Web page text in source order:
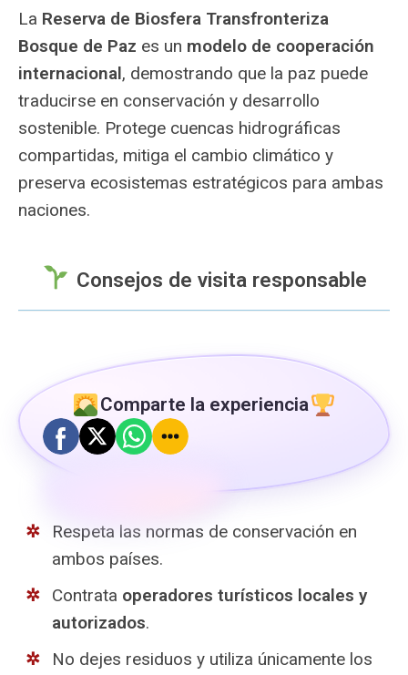
La Reserva de Biosfera Transfronteriza
Bosque de Paz es un modelo de cooperación
internacional, demostrando que la paz puede
traducirse en conservación y desarrollo
sostenible. Protege cuencas hidrográficas
compartidas, mitiga el cambio climático y
preserva ecosistemas estratégicos para ambas
naciones.
Consejos de visita responsable
Comparte la experiencia
Respeta las normas de conservación en
ambos países.
Contrata operadores turísticos locales y
autorizados.
No dejes residuos y utiliza únicamente los